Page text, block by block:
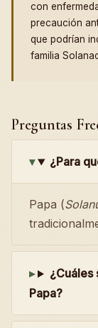
con
precaución
que podrían
familia
Preguntas
¿Para
Papa (
¿Cuáles
Papa?